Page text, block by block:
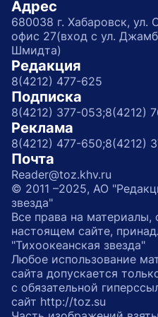
Адрес
680038 г. Хабаровск, ул.
офис 27(вход с ул.
Шмидта)
Редакция
8(4212) 477-625
Подписка
8(4212) 377-053;8(4212)
Реклама
8(4212) 477-650;8(4212)
Почта
Reader@toz.khv.ru
© 2011 –2025, АО
звезда"
Все права на материалы,
настоящем сайте,
"Тихоокеанская звезда"
Любое использование
сайта допускается
с обязательной
сайт http://toz.su